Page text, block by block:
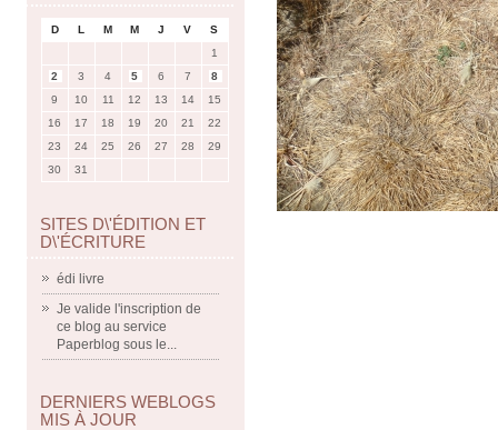
D L M M J V
S
1
2
3 4 5 6 7
8
9
10 11 12 13 14
15
16
17 18 19 20 21
22
23
24 25 26 27 28
29
30
31
SITES D\'ÉDITION ET
D\'ÉCRITURE
édi livre
Je valide l'inscription de
ce blog au service
Paperblog sous le...
DERNIERS WEBLOGS
MIS À JOUR